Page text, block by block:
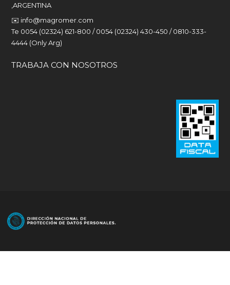
,ARGENTINA
✉️ info@magromer.com
Te 0054 (02324) 621-800 / 0054 (02324) 430-450 / 0810-333-
4444 (Only Arg)
TRABAJA CON NOSOTROS